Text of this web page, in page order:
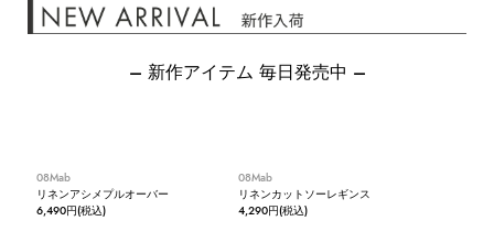
– 新作アイテム 毎日発売中 –
08Mab
リネンアシメプルオーバー
6,490円(税込)
08Mab
リネンカットソーレギンス
4,290円(税込)